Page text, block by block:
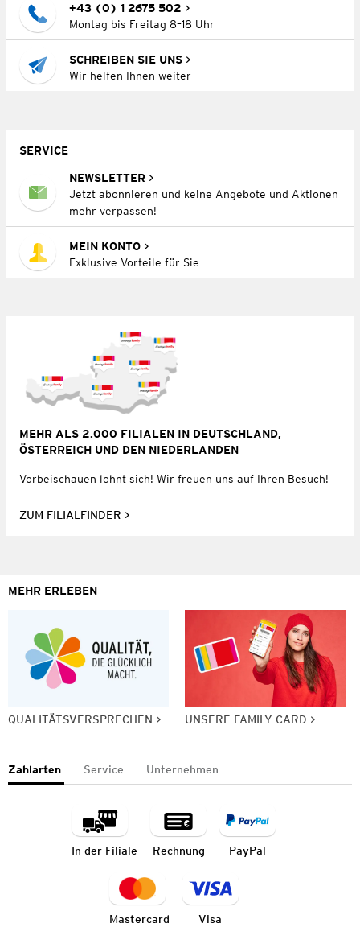
+43 (0) 1 2675 502
Montag bis Freitag 8–18 Uhr
SCHREIBEN SIE UNS
Wir helfen Ihnen weiter
SERVICE
NEWSLETTER
Jetzt abonnieren und keine Angebote und Aktionen
mehr verpassen!
MEIN KONTO
Exklusive Vorteile für Sie
MEHR ALS 2.000 FILIALEN IN DEUTSCHLAND,
ÖSTERREICH UND DEN NIEDERLANDEN
Vorbeischauen lohnt sich! Wir freuen uns auf Ihren Besuch!
ZUM FILIALFINDER
MEHR ERLEBEN
QUALITÄTSVERSPRECHEN UNSERE FAMILY CARD
Zahlarten Service Unternehmen
In der Filiale Rechnung PayPal
Mastercard Visa